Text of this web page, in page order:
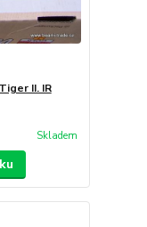
II. IR
Skladem